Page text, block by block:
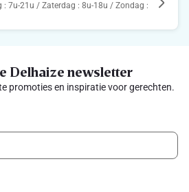
: 7u-21u / Zaterdag : 8u-18u / Zondag :
Delhaize newsletter
promoties en inspiratie voor gerechten.